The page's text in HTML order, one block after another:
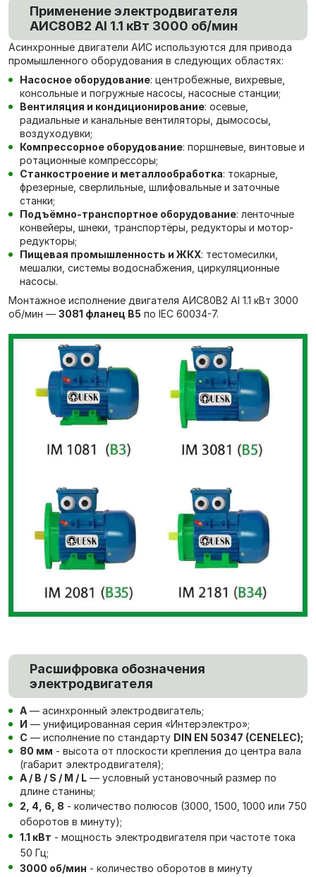
Применение электродвигателя
АИС80В2 Al 1.1 кВт 3000 об/мин
Асинхронные двигатели АИС используются для привода
промышленного оборудования в следующих областях:
Насосное оборудование: центробежные, вихревые,
консольные и погружные насосы, насосные станции;
Вентиляция и кондиционирование: осевые,
радиальные и канальные вентиляторы, дымососы,
воздуходувки;
Компрессорное оборудование: поршневые, винтовые и
ротационные компрессоры;
Станкостроение и металлообработка: токарные,
фрезерные, сверлильные, шлифовальные и заточные
станки;
Подъёмно-транспортное оборудование: ленточные
конвейеры, шнеки, транспортёры, редукторы и мотор-
редукторы;
Пищевая промышленность и ЖКХ: тестомесилки,
мешалки, системы водоснабжения, циркуляционные
насосы.
Монтажное исполнение двигателя АИС80В2 Al 1.1 кВт 3000
об/мин — 3081 фланец В5 по IEC 60034-7.
Расшифровка обозначения
электродвигателя
А — асинхронный электродвигатель;
И — унифицированная серия «Интерэлектро»;
С — исполнение по стандарту DIN EN 50347 (CENELEC);
80 мм - высота от плоскости крепления до центра вала
(габарит электродвигателя);
A / B / S / M / L — условный установочный размер по
длине станины;
2, 4, 6, 8 - количество полюсов (3000, 1500, 1000 или 750
оборотов в минуту);
1.1 кВт - мощность электродвигателя при частоте тока
50 Гц;
3000 об/мин - количество оборотов в минуту